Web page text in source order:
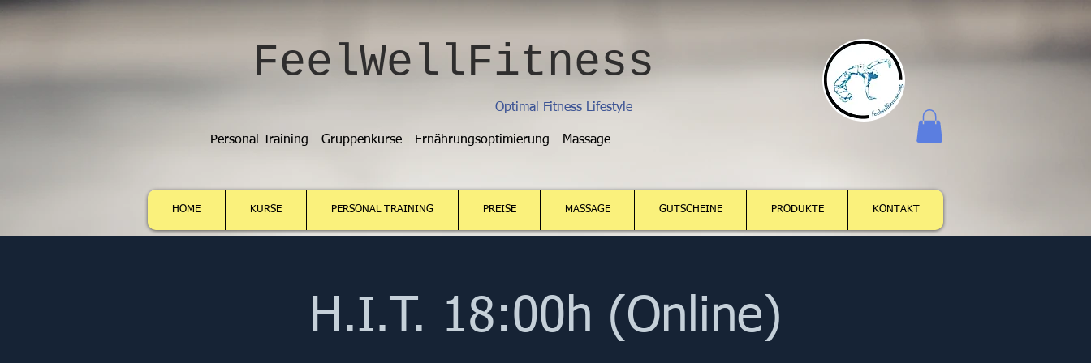
Optimal Fitness Lifestyle
FeelWellFitness
Personal Training - Gruppenkurse - Ernährungsoptimierung - Massage
Log In
HOME KURSE PERSONAL TRAINING PREISE MASSAGE GUTSCHEINE PRODUKTE KONTAKT
H.I.T. 18:00h (Online)